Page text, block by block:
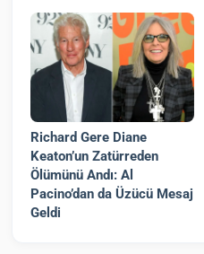
Richard Gere Diane
Keaton’un Zatürreden
Ölümünü Andı: Al
Pacino’dan da Üzücü Mesaj
Geldi